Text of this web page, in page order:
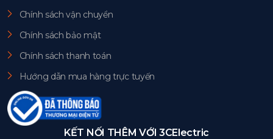
Chính sách vận chuyển
Chính sách bảo mật
Chính sách thanh toán
Hướng dẫn mua hàng trực tuyến
KẾT NỐI THÊM VỚI 3CElectric